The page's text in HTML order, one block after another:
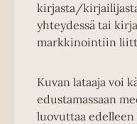
kirjasta/
yhteydessä tai
markkinointiin
Kuvan lataaja voi
edustamassaan
luovuttaa